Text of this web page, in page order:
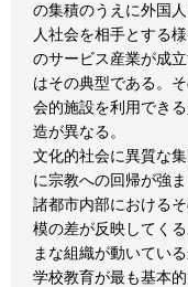
の集積のうえに外国
人社会を相手とする
のサービス産業が成
はその典型である。
会的施設を利用でき
造が異なる。
文化的社会に異質な
に宗教への回帰が強
諸都市内部における
模の差が反映してく
まな組織が動いてい
学校教育が最も基本